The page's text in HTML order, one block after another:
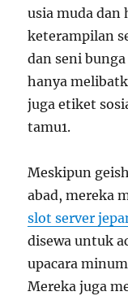
usia muda dan
keterampilan
dan seni
hanya
juga etiket
tamu1.
Meskipun
abad, mereka
slot server
disewa untuk
upacara
Mereka juga